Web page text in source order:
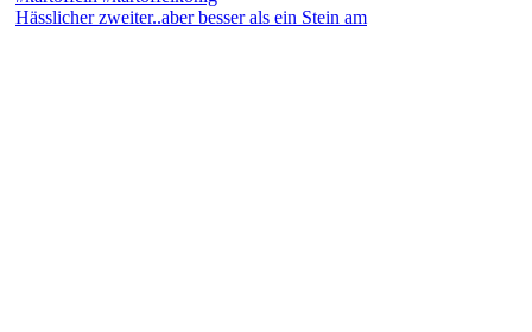
Hässlicher zweiter..aber besser als ein Stein am